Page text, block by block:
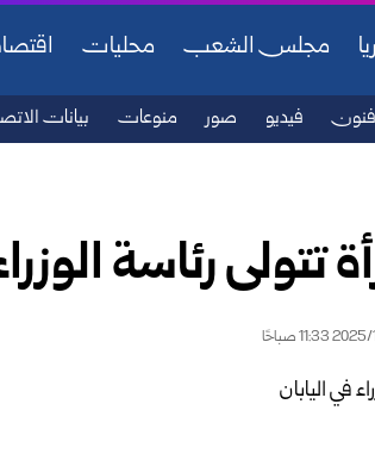
مجلس الشعب محليات
فيديو صور منوعات بيانات
تتولى رئاسة